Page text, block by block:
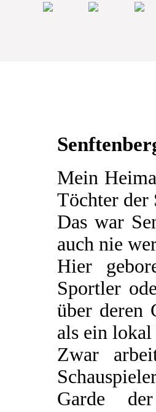
Mein
Töchter der
Das war
auch nie
Hier
Sportler
über deren
als ein
Zwar
Garde